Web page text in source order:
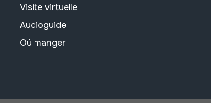
Visite virtuelle
Audioguide
Oú manger